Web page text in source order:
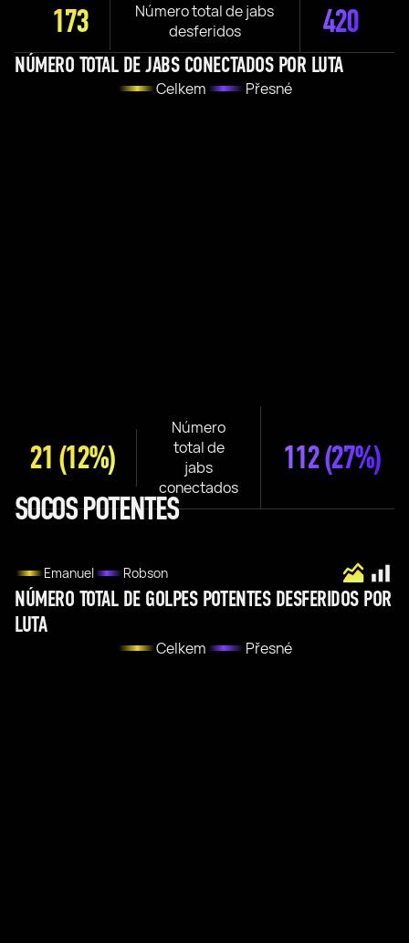
173
Número total de jabs
desferidos
420
NÚMERO TOTAL DE JABS CONECTADOS POR LUTA
Celkem Přesné
21 (12%)
Número
total de
jabs
conectados
112(27%)
SOCOS POTENTES
Emanuel Robson
NÚMERO TOTAL DE GOLPES POTENTES DESFERIDOS POR
LUTA
Celkem Přesné